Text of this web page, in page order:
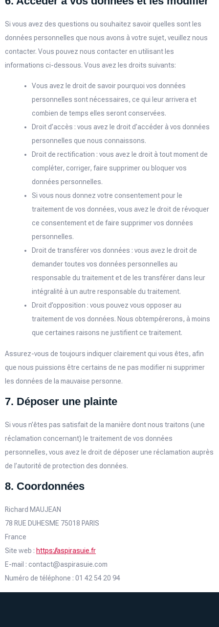
Si vous avez des questions ou souhaitez savoir quelles sont les
données personnelles que nous avons à votre sujet, veuillez nous
contacter. Vous pouvez nous contacter en utilisant les
informations ci-dessous. Vous avez les droits suivants:
Vous avez le droit de savoir pourquoi vos données
personnelles sont nécessaires, ce qui leur arrivera et
combien de temps elles seront conservées.
Droit d’accès : vous avez le droit d’accéder à vos données
personnelles que nous connaissons.
Droit de rectification : vous avez le droit à tout moment de
compléter, corriger, faire supprimer ou bloquer vos
données personnelles.
Si vous nous donnez votre consentement pour le
traitement de vos données, vous avez le droit de révoquer
ce consentement et de faire supprimer vos données
personnelles.
Droit de transférer vos données : vous avez le droit de
demander toutes vos données personnelles au
responsable du traitement et de les transférer dans leur
intégralité à un autre responsable du traitement.
Droit d’opposition : vous pouvez vous opposer au
traitement de vos données. Nous obtempérerons, à moins
que certaines raisons ne justifient ce traitement.
Assurez-vous de toujours indiquer clairement qui vous êtes, afin
que nous puissions être certains de ne pas modifier ni supprimer
les données de la mauvaise personne.
7. Déposer une plainte
Si vous n’êtes pas satisfait de la manière dont nous traitons (une
réclamation concernant) le traitement de vos données
personnelles, vous avez le droit de déposer une réclamation auprès
de l’autorité de protection des données.
8. Coordonnées
Richard MAUJEAN
78 RUE DUHESME 75018 PARIS
France
Site web : https://aspirasuie.fr
E-mail : contact@aspirasuie.com
Numéro de téléphone : 01 42 54 20 94